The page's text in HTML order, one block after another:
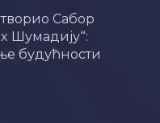
Сабор
Шумадију“:
будућности